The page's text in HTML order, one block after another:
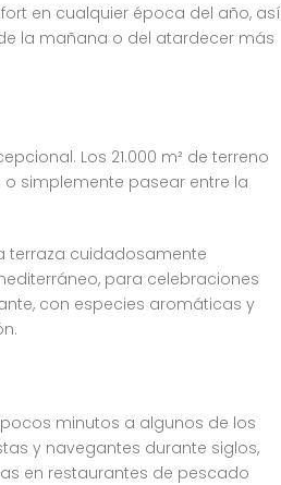
en cualquier época del año, así
la mañana o del atardecer más
Los 21.000 m² de terreno
simplemente pasear entre la
terraza cuidadosamente
para celebraciones
con especies aromáticas y
minutos a algunos de los
y navegantes durante siglos,
en restaurantes de pescado